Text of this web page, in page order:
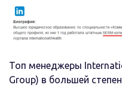
Топ менеджеры
Group) в большей